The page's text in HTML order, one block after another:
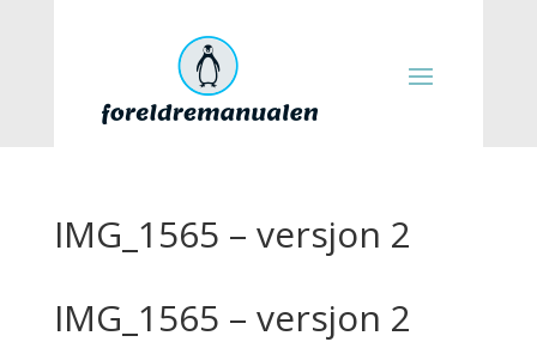
IMG_1565 – versjon 2
IMG_1565 – versjon 2